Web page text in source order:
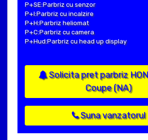
P+SE:Parbriz cu senzor
P+I:Parbriz cu incalzire
P+H:Parbriz heliomat
P+C:Parbriz cu camera
P+Hud:Parbriz cu head up display
Solicita pret parbriz
Coupe (NA)
Suna vanzatorul